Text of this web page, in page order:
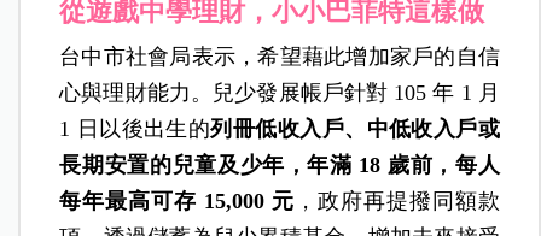
從遊戲中學理財，小小巴菲特這樣做
台中市社會局表示，希望藉此增加家戶的自信
心與理財能力。兒少發展帳戶針對 105 年 1 月
1 日以後出生的列冊低收入戶、中低收入戶或
長期安置的兒童及少年，年滿 18 歲前，每人
每年最高可存 15,000 元 ，政府再提撥同額款